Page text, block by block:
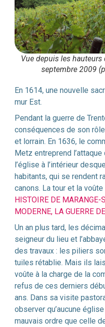
Vue depuis les hauteurs
septembre 2009
En 1614, une nouvelle
mur Est.
Pendant la guerre de
conséquences de son
et lorrain. En 1636, le
Metz entreprend
l’église à l’intérieur
habitants, qui se rendent
canons. La tour et la
HISTOIRE DE MARANGE-
MODERNE, LA GUERRE
Un an plus tard, les
seigneur du lieu et
des travaux : les piliers
tuiles rétablie. Mais ils
voûte à la charge de la
refus de ces derniers
ans. Dans sa visite
observer qu’aucune
mauvais ordre que celle